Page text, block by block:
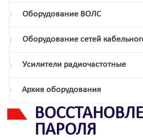
Оборудование ВОЛС
Оборудование сетей
Усилители радиочастотные
Архив оборудования
ПАРОЛЯ